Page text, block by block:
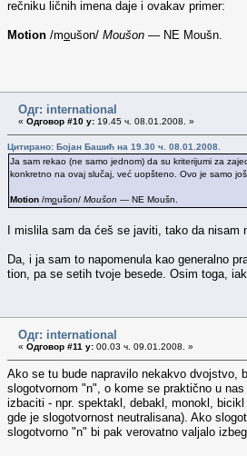
rečniku ličnih imena daje i ovakav primer:
Motion /moušon/ Moušon — NE Moušn.
Одг: international
« Одговор #10 у: 19.45 ч. 08.01.2008. »
Цитирано: Бојан Башић на 19.30 ч. 08.01.2008.
Ja sam rekao (ne samo jednom) da su kriterijumi za
konkretno na ovaj slučaj, već uopšteno. Ovo je samo
Motion /moušon/ Moušon — NE Moušn.
I mislila sam da ćeš se javiti, tako da nisam
Da, i ja sam to napomenula kao generalno
tion, pa se setih tvoje besede. Osim toga,
Одг: international
« Одговор #11 у: 00.03 ч. 09.01.2008. »
Ako se tu bude napravilo nekakvo dvojstvo,
slogotvornom "n", o kome se praktično u
izbaciti - npr. spektakl, debakl, monokl,
gde je slogotvornost neutralisana). Ako
slogotvorno "n" bi pak verovatno valjalo